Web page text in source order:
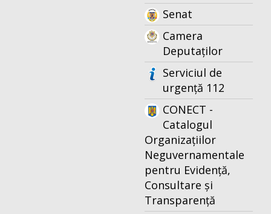
Senat
Camera
Deputaților
Serviciul de
urgență 112
CONECT -
Catalogul
Organizațiilor
Neguvernamentale
pentru Evidență,
Consultare și
Transparență